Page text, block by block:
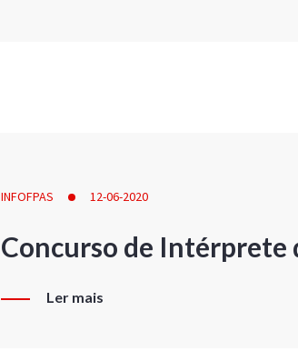
INFOFPAS 12-06-2020
Concurso de Intérprete
Ler mais